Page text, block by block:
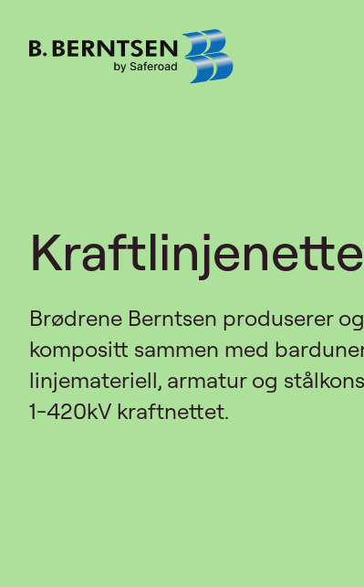
content
Brødrene Berntsen produserer
kompositt sammen med
linjemateriell, armatur og
1-420kV kraftnettet.